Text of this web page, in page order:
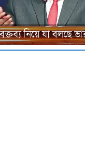
বক্তব্য নিয়ে যা বলছে